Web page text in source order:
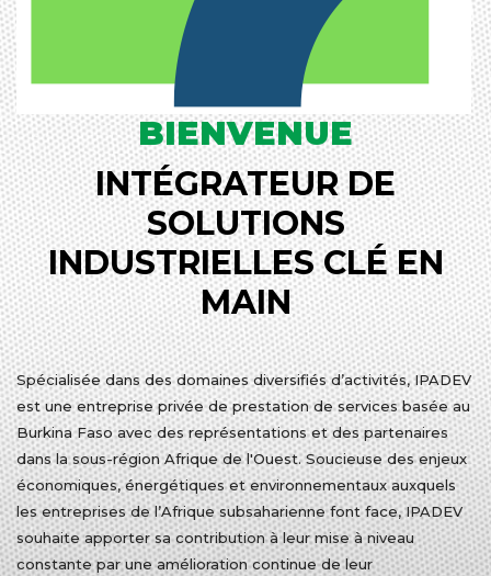
BIENVENUE
INTÉGRATEUR DE
SOLUTIONS
INDUSTRIELLES CLÉ EN
MAIN
Spécialisée dans des domaines diversifiés d’activités, IPADEV
est une entreprise privée de prestation de services basée au
Burkina Faso avec des représentations et des partenaires
dans la sous-région Afrique de l'Ouest. Soucieuse des enjeux
économiques, énergétiques et environnementaux auxquels
les entreprises de l’Afrique subsaharienne font face, IPADEV
souhaite apporter sa contribution à leur mise à niveau
constante par une amélioration continue de leur